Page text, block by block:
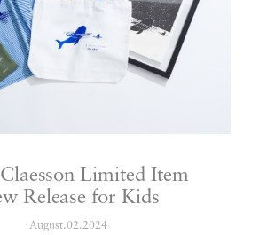
Claesson Limited Item
Release for Kids
August.02.2024